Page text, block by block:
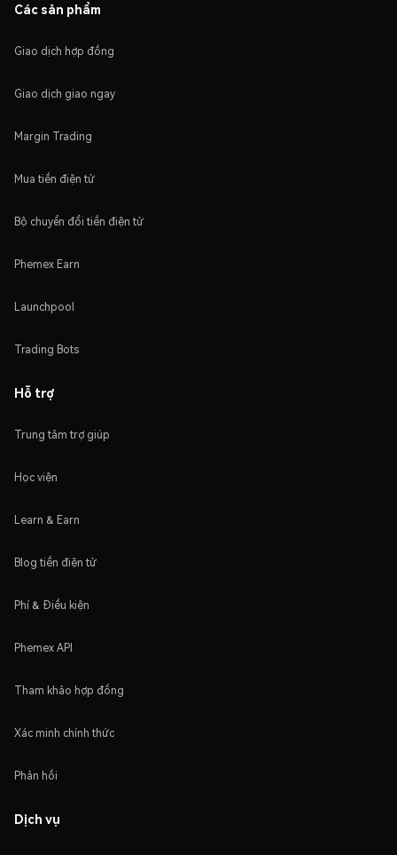
Các sản phẩm
Giao dịch hợp đồng
Giao dịch giao ngay
Margin Trading
Mua tiền điện tử
Bộ chuyển đổi tiền điện tử
Phemex Earn
Launchpool
Trading Bots
Hỗ trợ
Trung tâm trợ giúp
Học viện
Learn & Earn
Blog tiền điện tử
Phí & Điều kiện
Phemex API
Tham khảo hợp đồng
Xác minh chính thức
Phản hồi
Dịch vụ